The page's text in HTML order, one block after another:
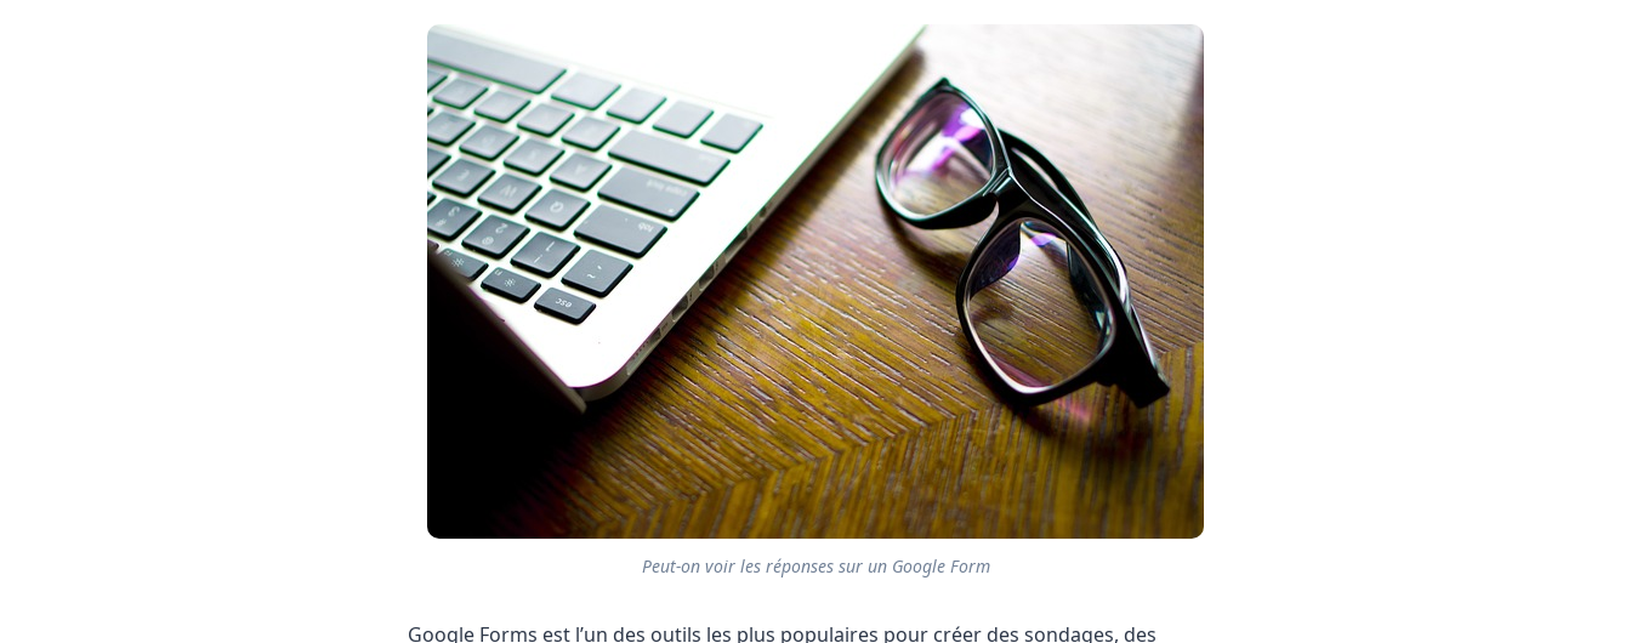
Peut-on voir les réponses sur un Google Form
Google Forms est l’un des outils les plus populaires pour créer des sondages, des